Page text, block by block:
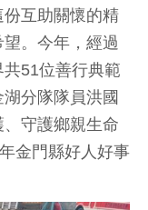
互助關懷的精
。今年，經過
51位善行典範
分隊隊員洪國
守護鄉親生命
金門縣好人好事